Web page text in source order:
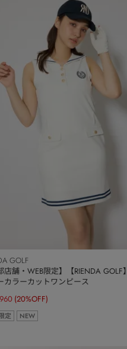
GOLF
店舗・WEB限定】【RIENDA GOLF
カラーカットワンピース
(20%OFF)
定 NEW